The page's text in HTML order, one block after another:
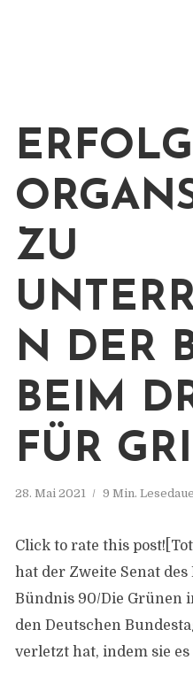
ZU
N DER
BEIM
FÜR
28. Mai 2021 9 Min.
Click to rate this
hat der Zweite Senat
Bündnis 90/Die Grünen
den Deutschen
verletzt hat, indem sie